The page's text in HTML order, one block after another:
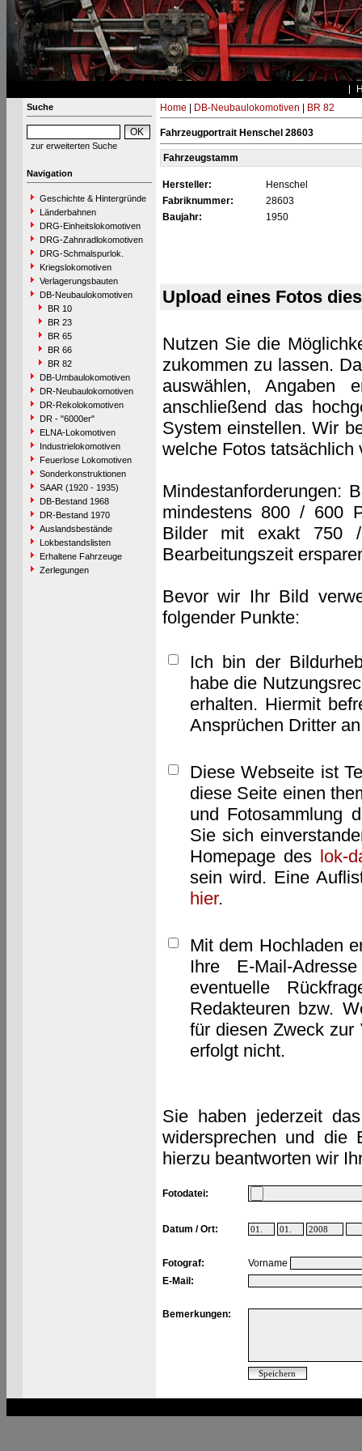
Suche
zur erweiterten Suche
Navigation
Geschichte & Hintergründe
Länderbahnen
DRG-Einheitslokomotiven
DRG-Zahnradlokomotiven
DRG-Schmalspurlok.
Kriegslokomotiven
Verlagerungsbauten
DB-Neubaulokomotiven
BR 10
BR 23
BR 65
BR 66
BR 82
DB-Umbaulokomotiven
DR-Neubaulokomotiven
DR-Rekolokomotiven
DR - "6000er"
ELNA-Lokomotiven
Industrielokomotiven
Feuerlose Lokomotiven
Sonderkonstruktionen
SAAR (1920 - 1935)
DB-Bestand 1968
DR-Bestand 1970
Auslandsbestände
Lokbestandslisten
Erhaltene Fahrzeuge
Zerlegungen
Home DB-Neubaulokomotiven BR 82
Fahrzeugportrait Henschel 28603
Fahrzeugstamm
Hersteller:
Henschel
Fabriknummer:
28603
Baujahr:
1950
Upload eines Fotos
Nutzen Sie die
zukommen zu lassen.
auswählen, Angaben
anschließend das
System einstellen. Wir
welche Fotos tatsächlich
Mindestanforderungen:
mindestens 800 / 600
Bilder mit exakt 750
Bearbeitungszeit
Bevor wir Ihr Bild
folgender Punkte:
Ich bin der
habe die
erhalten. Hiermit
Ansprüchen Dritter
Diese Webseite ist
diese Seite einen
und Fotosammlung
Sie sich
Homepage des lok-
sein wird. Eine
hier.
Mit dem Hochladen
Ihre E-Mail-
eventuelle
Redakteuren bzw.
für diesen Zweck zur
erfolgt nicht.
Sie haben jederzeit
widersprechen und die
hierzu beantworten wir
Fotodatei:
Datum / Ort:
Fotograf:
Vorname
E-Mail:
Bemerkungen: